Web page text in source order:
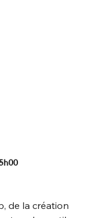
de la création